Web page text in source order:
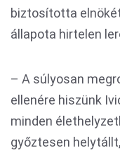
biztosította
állapota hirtelen
– A súlyosan
ellenére hiszünk
minden
győztesen